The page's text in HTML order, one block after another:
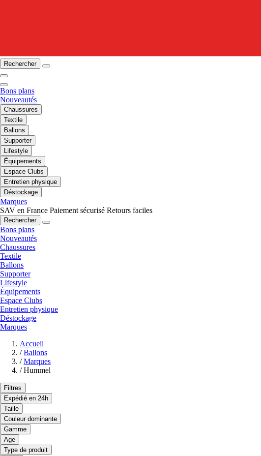
Rechercher
Bons plans
Nouveautés
Chaussures
Textile
Ballons
Supporter
Lifestyle
Équipements
Espace Clubs
Entretien physique
Déstockage
Marques
SAV en France Paiement sécurisé Retours faciles
Rechercher
Bons plans
Nouveautés
Chaussures
Textile
Ballons
Supporter
Lifestyle
Équipements
Espace Clubs
Entretien physique
Déstockage
Marques
Accueil
/ Ballons
/ Marques
/ Hummel
Filtres
Expédié en 24h
Taille
Couleur dominante
Gamme
Age
Type de produit